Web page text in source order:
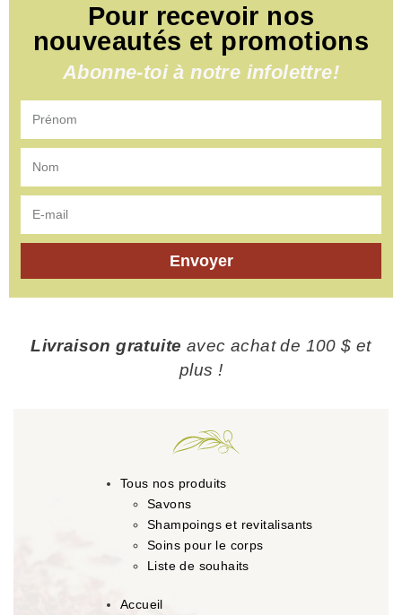
Pour recevoir nos
nouveautés et promotions
Abonne-toi à notre infolettre!
Envoyer
Livraison gratuite avec achat de 100 $ et
plus !
Tous nos produits
Savons
Shampoings et revitalisants
Soins pour le corps
Liste de souhaits
Accueil